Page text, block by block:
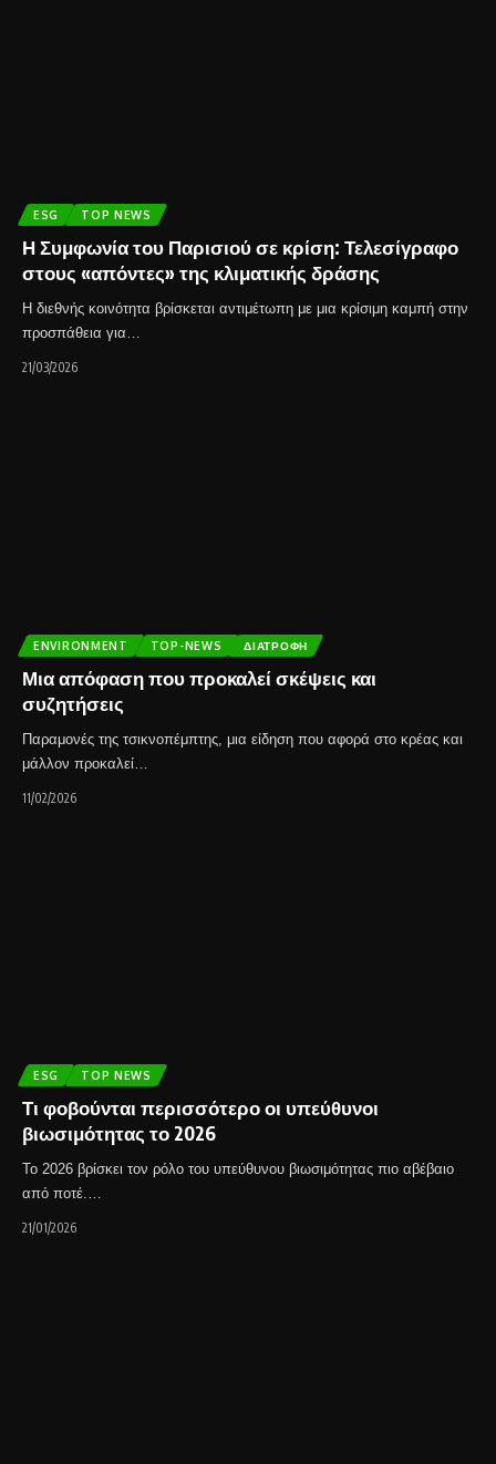
ESG TOP NEWS
Η Συμφωνία του Παρισιού σε κρίση: Τελεσίγραφο
στους «απόντες» της κλιματικής δράσης
Η διεθνής κοινότητα βρίσκεται αντιμέτωπη με μια κρίσιμη καμπή στην
προσπάθεια για…
21/03/2026
ENVIRONMENT TOP-NEWS ΔΙΑΤΡΟΦΉ
Μια απόφαση που προκαλεί σκέψεις και
συζητήσεις
Παραμονές της τσικνοπέμπτης, μια είδηση που αφορά στο κρέας και
μάλλον προκαλεί…
11/02/2026
ESG TOP NEWS
Τι φοβούνται περισσότερο οι υπεύθυνοι
βιωσιμότητας το 2026
Το 2026 βρίσκει τον ρόλο του υπεύθυνου βιωσιμότητας πιο αβέβαιο
από ποτέ.…
21/01/2026